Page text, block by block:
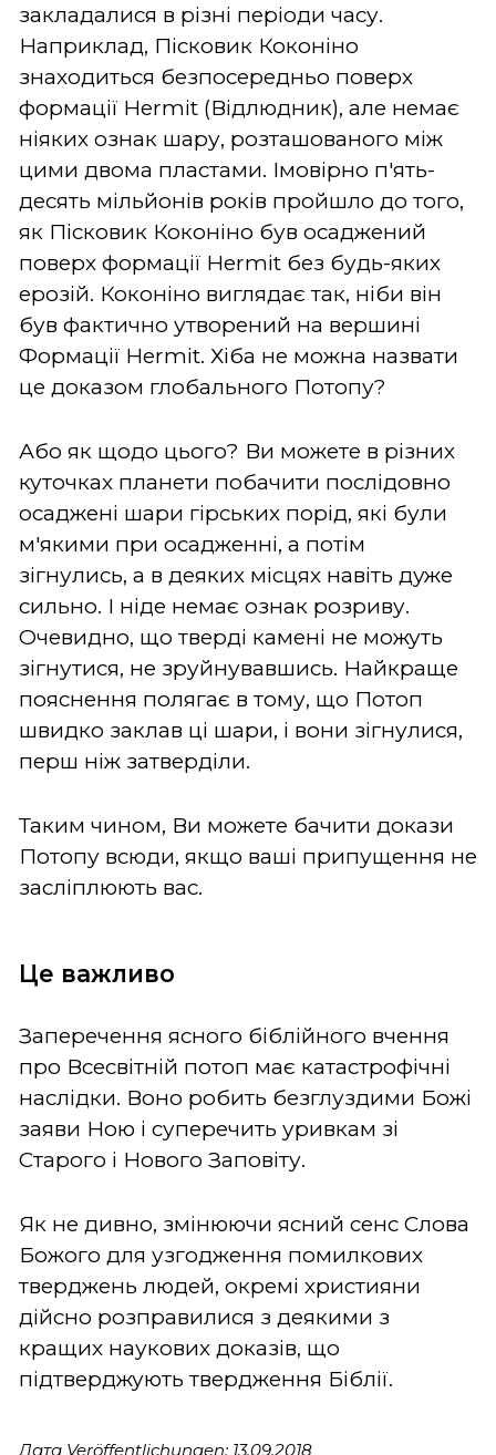
закладалися в різні періоди часу.
Наприклад, Пісковик Коконіно
знаходиться безпосередньо поверх
формації Hermit (Відлюдник), але немає
ніяких ознак шару, розташованого між
цими двома пластами. Імовірно п'ять-
десять мільйонів років пройшло до того,
як Пісковик Коконіно був осаджений
поверх формації Hermit без будь-яких
ерозій. Коконіно виглядає так, ніби він
був фактично утворений на вершині
Формації Hermit. Хіба не можна назвати
це доказом глобального Потопу?
Або як щодо цього? Ви можете в різних
куточках планети побачити послідовно
осаджені шари гірських порід, які були
м'якими при осадженні, а потім
зігнулись, а в деяких місцях навіть дуже
сильно. І ніде немає ознак розриву.
Очевидно, що тверді камені не можуть
зігнутися, не зруйнувавшись. Найкраще
пояснення полягає в тому, що Потоп
швидко заклав ці шари, і вони зігнулися,
перш ніж затверділи.
Таким чином, Ви можете бачити докази
Потопу всюди, якщо ваші припущення не
засліплюють вас.
Це важливо
Заперечення ясного біблійного вчення
про Всесвітній потоп має катастрофічні
наслідки. Воно робить безглуздими Божі
заяви Ною і суперечить уривкам зі
Старого і Нового Заповіту.
Як не дивно, змінюючи ясний сенс Слова
Божого для узгодження помилкових
тверджень людей, окремі християни
дійсно розправилися з деякими з
кращих наукових доказів, що
підтверджують твердження Біблії.
Дата Veröffentlichungen: 13.09.2018